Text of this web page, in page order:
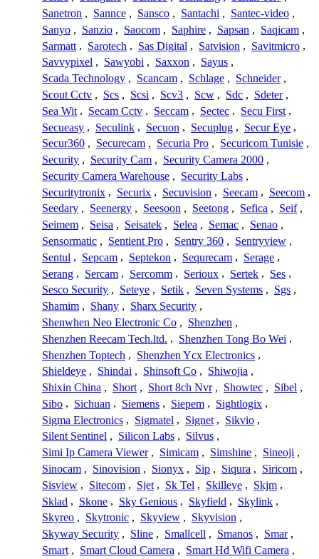
Sanetron , Sannce , Sansco , Santachi , Santec-video ,
Sanyo , Sanzio , Saocom , Saphire , Sapsan , Saqicam ,
Sarmatt , Sarotech , Sas Digital , Satvision , Savitmicro ,
Savvypixel , Sawyobi , Saxxon , Sayus ,
Scada Technology , Scancam , Schlage , Schneider ,
Scout Cctv , Scs , Scsi , Scv3 , Scw , Sdc , Sdeter ,
Sea Wit , Secam Cctv , Seccam , Sectec , Secu First ,
Secueasy , Seculink , Secuon , Secuplug , Secur Eye ,
Secur360 , Securecam , Securia Pro , Securicom Tunisie ,
Security , Security Cam , Security Camera 2000 ,
Security Camera Warehouse , Security Labs ,
Securitytronix , Securix , Secuvision , Seecam , Seecom ,
Seedary , Seenergy , Seesoon , Seetong , Sefica , Seif ,
Seimem , Seisa , Seisatek , Selea , Semac , Senao ,
Sensormatic , Sentient Pro , Sentry 360 , Sentryview ,
Sentul , Sepcam , Septekon , Sequrecam , Serage ,
Serang , Sercam , Sercomm , Serioux , Sertek , Ses ,
Sesco Security , Seteye , Setik , Seven Systems , Sgs ,
Shamim , Shany , Sharx Security ,
Shenwhen Neo Electronic Co , Shenzhen ,
Shenzhen Reecam Tech.ltd. , Shenzhen Tong Bo Wei ,
Shenzhen Toptech , Shenzhen Ycx Electronics ,
Shieldeye , Shindai , Shinsoft Co , Shiwojia ,
Shixin China , Short , Short 8ch Nvr , Showtec , Sibel ,
Sibo , Sichuan , Siemens , Siepem , Sightlogix ,
Sigma Electronics , Sigmatel , Signet , Sikvio ,
Silent Sentinel , Silicon Labs , Silvus ,
Simi Ip Camera Viewer , Simicam , Simshine , Sineoji ,
Sinocam , Sinovision , Sionyx , Sip , Siqura , Siricom ,
Sisview , Sitecom , Sjet , Sk Tel , Skilleye , Skjm ,
Sklad , Skone , Sky Genious , Skyfield , Skylink ,
Skyreo , Skytronic , Skyview , Skyvision ,
Skyway Security , Sline , Smallcell , Smanos , Smar ,
Smart , Smart Cloud Camera , Smart Hd Wifi Camera ,